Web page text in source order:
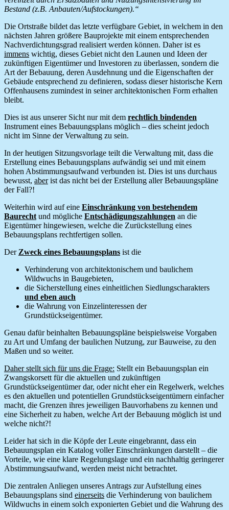
Bestand (z.B. Anbauten/Aufstockungen).“
Die Ortstraße bildet das letzte verfügbare Gebiet, in welchem in den
nächsten Jahren größere Bauprojekte mit einem entsprechenden
Nachverdichtungsgrad realisiert werden können. Daher ist es
immens wichtig, dieses Gebiet nicht den Launen und Ideen der
zukünftigen Eigentümer und Investoren zu überlassen, sondern die
Art der Bebauung, deren Ausdehnung und die Eigenschaften der
Gebäude entsprechend zu definieren, sodass dieser historische Kern
Offenhausens zumindest in seiner architektonischen Form erhalten
bleibt.
Dies ist aus unserer Sicht nur mit dem rechtlich bindenden
Instrument eines Bebauungsplans möglich – dies scheint jedoch
nicht im Sinne der Verwaltung zu sein.
In der heutigen Sitzungsvorlage teilt die Verwaltung mit, dass die
Erstellung eines Bebauungsplans aufwändig sei und mit einem
hohen Abstimmungsaufwand verbunden ist. Dies ist uns durchaus
bewusst, aberist das nicht bei der Erstellung aller Bebauungspläne
der Fall?!
Weiterhin wird auf eine Einschränkung von bestehendem
Baurecht und mögliche Entschädigungszahlungen an die
Eigentümer hingewiesen, welche die Zurückstellung eines
Bebauungsplans rechtfertigen sollen.
Der Zweck eines Bebauungsplans ist die
Verhinderung von architektonischem und baulichem
Wildwuchs in Baugebieten,
die Sicherstellung eines einheitlichen Siedlungscharakters
und eben auch
die Wahrung von Einzelinteressen der
Grundstückseigentümer.
Genau dafür beinhalten Bebauungspläne beispielsweise Vorgaben
zu Art und Umfang der baulichen Nutzung, zur Bauweise, zu den
Maßen und so weiter.
Daher stellt sich für uns die Frage: Stellt ein Bebauungsplan ein
Zwangskorsett für die aktuellen und zukünftigen
Grundstückseigentümer dar, oder nicht eher ein Regelwerk, welches
es den aktuellen und potentiellen Grundstückseigentümern einfacher
macht, die Grenzen ihres jeweiligen Bauvorhabens zu kennen und
eine Sicherheit zu haben, welche Art der Bebauung möglich ist und
welche nicht?!
Leider hat sich in die Köpfe der Leute eingebrannt, dass ein
Bebauungsplan ein Katalog voller Einschränkungen darstellt – die
Vorteile, wie eine klare Regelungslage und ein nachhaltig geringerer
Abstimmungsaufwand, werden meist nicht betrachtet.
Die zentralen Anliegen unseres Antrags zur Aufstellung eines
Bebauungsplans sind einerseits die Verhinderung von baulichem
Wildwuchs in einem solch exponierten Gebiet und die Wahrung des